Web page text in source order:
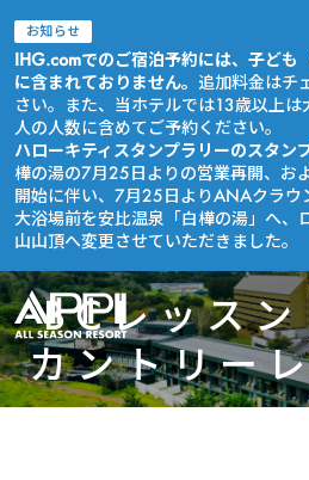
お知らせ
IHG.comでのご宿泊予約には、子ども
に含まれておりません。 追加料金はチ
さい。また、当ホテルでは13歳以上
人の人数に含めてご予約ください。
ハローキティスタンプラリーのスタン
樺の湯の7月25日よりの営業再開、お
開始に伴い、7月25日よりANAクラウ
大浴場前を安比温泉「白樺の湯」へ、
山山頂へ変更させていただきました。
BCレッス
カントリー